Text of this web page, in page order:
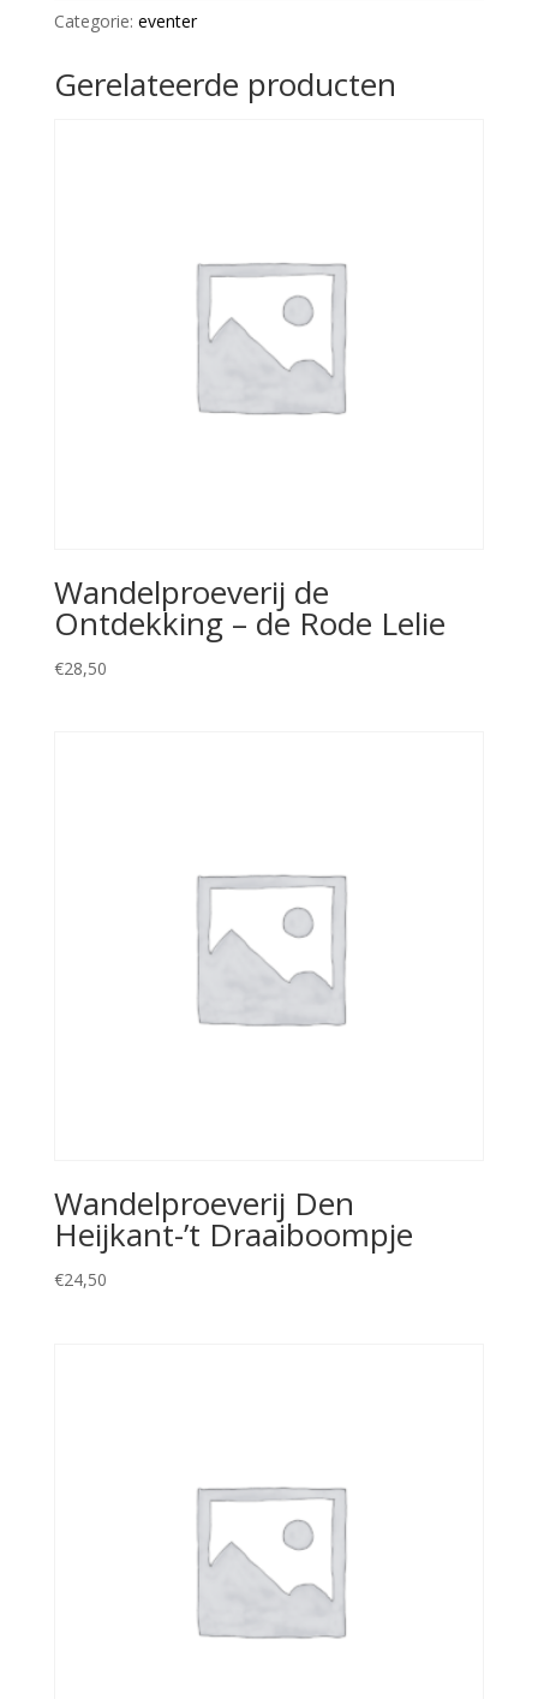
Categorie: eventer
Gerelateerde producten
Wandelproeverij de
Ontdekking – de Rode Lelie
€28,50
Wandelproeverij Den
Heijkant-’t Draaiboompje
€24,50